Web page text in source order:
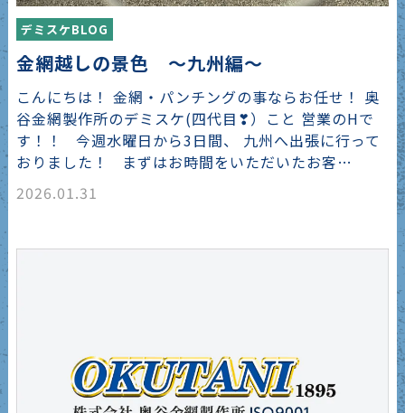
デミスケBLOG
金網越しの景色 〜九州編〜
こんにちは！ 金網・パンチングの事ならお任せ！ 奥
谷金網製作所のデミスケ(四代目❣）こと 営業のHで
す！！ 今週水曜日から3日間、 九州へ出張に行って
おりました！ まずはお時間をいただいたお客…
2026.01.31